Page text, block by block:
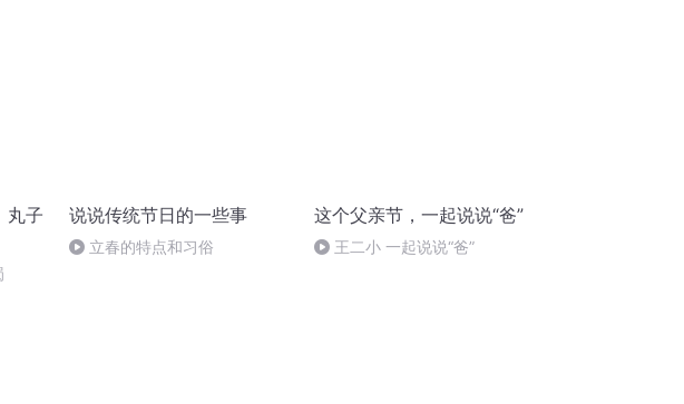
丸子
说说传统节日的一些事
立春的特点和习俗
这个父亲节，一起说说“爸”
王二小 一起说说“爸”